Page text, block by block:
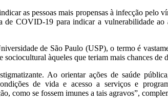
as pessoas mais propensas à infecção pelo
COVID-19 para indicar a vulnerabilidade
de São Paulo (USP), o termo é
àqueles que teriam mais chances de
Ao orientar ações de saúde
de vida e acesso a serviços e
como se fossem imunes a tais agravos”,